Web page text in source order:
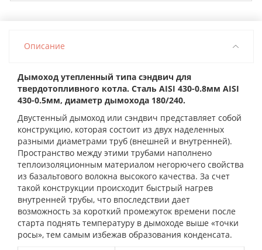
Описание
Дымоход утепленный типа сэндвич для
твердотопливного котла. Сталь AISI 430-0.8мм AISI
430-0.5мм, диаметр дымохода 180/240.
Двустенный дымоход или сэндвич представляет собой
конструкцию, которая состоит из двух наделенных
разными диаметрами труб (внешней и внутренней).
Пространство между этими трубами наполнено
теплоизоляционным материалом негорючего свойства
из базальтового волокна высокого качества. За счет
такой конструкции происходит быстрый нагрев
внутренней трубы, что впоследствии дает
возможность за короткий промежуток времени после
старта поднять температуру в дымоходе выше «точки
росы», тем самым избежав образования конденсата.